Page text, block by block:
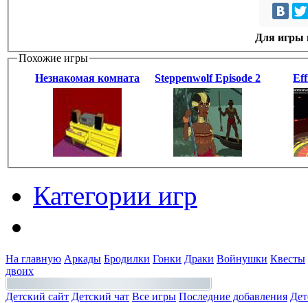
Для игры
Похожие игры
Незнакомая комната
Steppenwolf Episode 2
Категории игр
На главную Аркады Бродилки Гонки Драки Войнушки Квесты
двоих
Детский сайт Детский чат Все игры Последние добавления